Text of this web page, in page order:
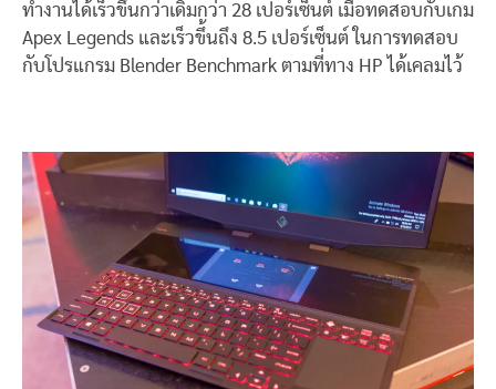
ทำงานได้เร็วขึ้นกว่าเดิมกว่า 28 เปอร์เซ็นต์ เมื่อทดสอบกับเกม
Apex Legends และเร็วขึ้นถึง 8.5 เปอร์เซ็นต์ ในการทดสอบ
กับโปรแกรม Blender Benchmark ตามที่ทาง HP ได้เคลมไว้